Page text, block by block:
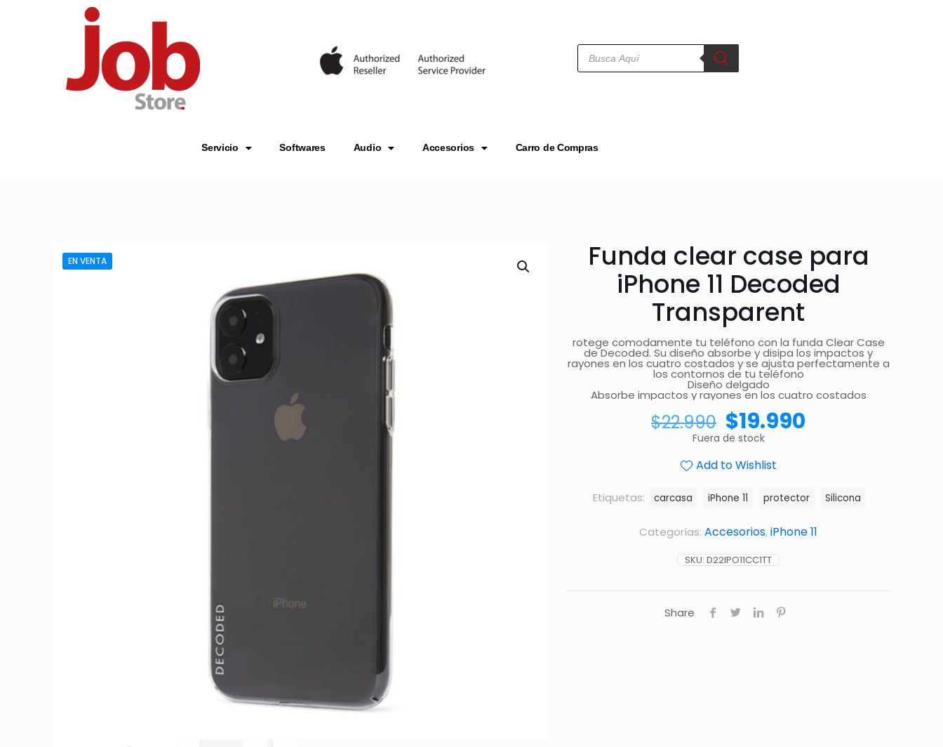
Servicio Softwares Audio Accesorios Carro de Compras
EN VENTA
Funda clear case para
iPhone 11 Decoded
Transparent
rotege comodamente tu teléfono con la funda Clear Case
de Decoded. Su diseño absorbe y disipa los impactos y
rayones en los cuatro costados y se ajusta perfectamente a
los contornos de tu teléfono
Diseño delgado
Absorbe impactos y rayones en los cuatro costados
$22.990 $19.990
Fuera de stock
Add to Wishlist
SKU: D22IPO11CC1TT
Categorías: Accesorios,iPhone 11
Etiquetas: carcasa iPhone 11 protector Silicona
Share